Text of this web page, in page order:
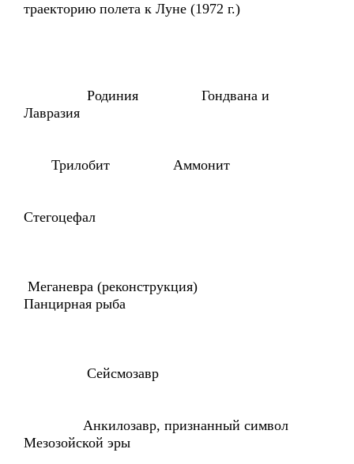
траекторию полета к Луне (1972 г.)
Родиния Гондвана и
Лавразия
Трилобит Аммонит
Стегоцефал
Меганевра (реконструкция)
Панцирная рыба
Сейсмозавр
Анкилозавр, признанный символ
Мезозойской эры